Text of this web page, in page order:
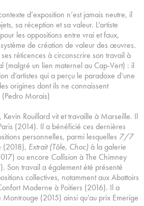
d’exposition n’est jamais neutre, il
sa réception et sa valeur. L’artiste
les oppositions entre vrai et faux,
de création de valeur des œuvres.
réticences à circonscrire son travail à
(malgré un lien maternel au Cap-Vert) : il
d’artistes qui a perçu le paradoxe d’une
origines dont ils ne connaissent
Morais)
Rouillard vit et travaille à Marseille. Il
(2014). Il a bénéficié ces dernières
personnelles, parmi lesquelles 7/7
(2018), Extrait (Tôle, Choc) à la galerie
ou encore Collision à The Chimney
Son travail a également été présenté
collectives, notamment aux Abattoirs
Moderne à Poitiers (2016). Il a
Montrouge (2015) ainsi qu’au prix Emerige